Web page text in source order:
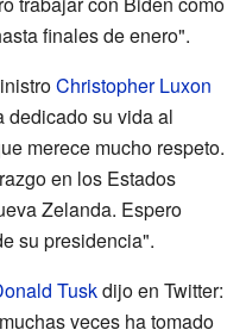
finales de enero".
Christopher Luxon
dedicado su vida al
merece mucho respeto.
en los Estados
Zelanda. Espero
su presidencia".
Tuskdijo en Twitter:
veces ha tomado